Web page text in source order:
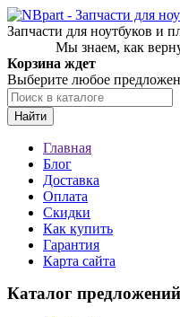
Запчасти для ноутбуков и
Мы знаем, как
Корзина ждет
Выберите любое
Найти
Главная
Блог
Доставка
Оплата
Скидки
Как купить
Гарантия
Карта сайта
Каталог предложений